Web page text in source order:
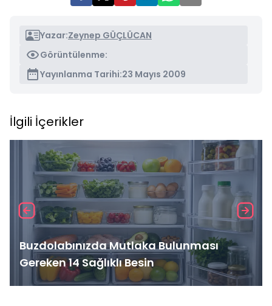
Yazar:Zeynep GÜÇLÜCAN
Görüntülenme:
Yayınlanma Tarihi:23 Mayıs 2009
İlgili İçerikler
Buzdolabınızda Mutlaka Bulunması
Gereken 14 Sağlıklı Besin